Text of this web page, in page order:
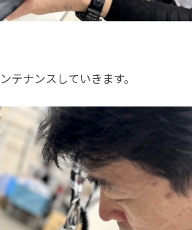
テナンスしていきます。